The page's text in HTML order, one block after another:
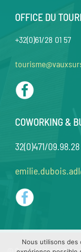
OFFICE DU
+32(0)61/28 01 57
COWORKING &
32(0)471/09.98.28
Nous utilisons des